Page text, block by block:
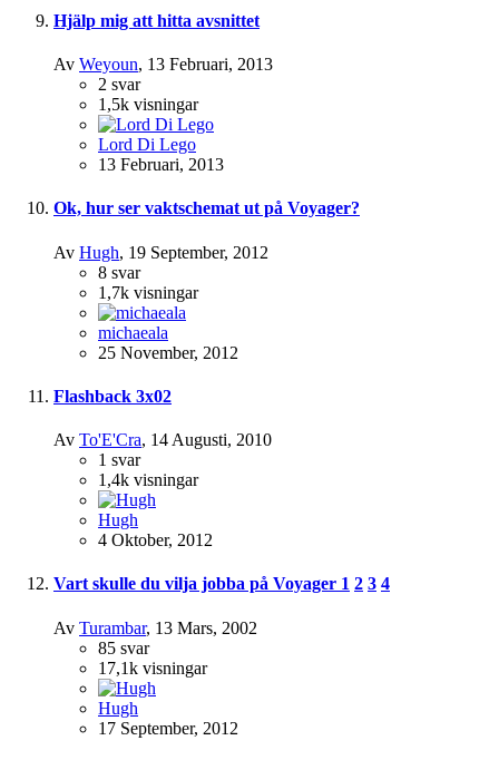
Hjälp mig att hitta avsnittet
Av Weyoun, 13 Februari, 2013
2 svar
1,5k visningar
Lord Di Lego
13 Februari, 2013
Ok, hur ser vaktschemat ut på Voyager?
Av Hugh, 19 September, 2012
8 svar
1,7k visningar
michaeala
25 November, 2012
Flashback 3x02
Av To'E'Cra, 14 Augusti, 2010
1 svar
1,4k visningar
Hugh
4 Oktober, 2012
Vart skulle du vilja jobba på Voyager 1 2 3 4
Av Turambar, 13 Mars, 2002
85 svar
17,1k visningar
Hugh
17 September, 2012